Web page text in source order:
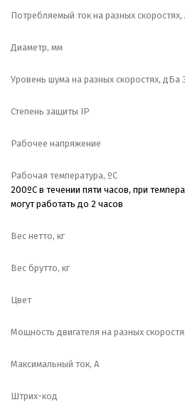
Потребляемый ток на разных скоростях,
Диаметр, мм
Уровень шума на разных скоростях, дБа
Степень защиты IP
Рабочее напряжение
Рабочая температура, ºС
200ºС в течении пяти часов, при
могут работать до 2 часов
Вес нетто, кг
Вес брутто, кг
Цвет
Мощность двигателя на разных
Максимальный ток, А
Штрих-код